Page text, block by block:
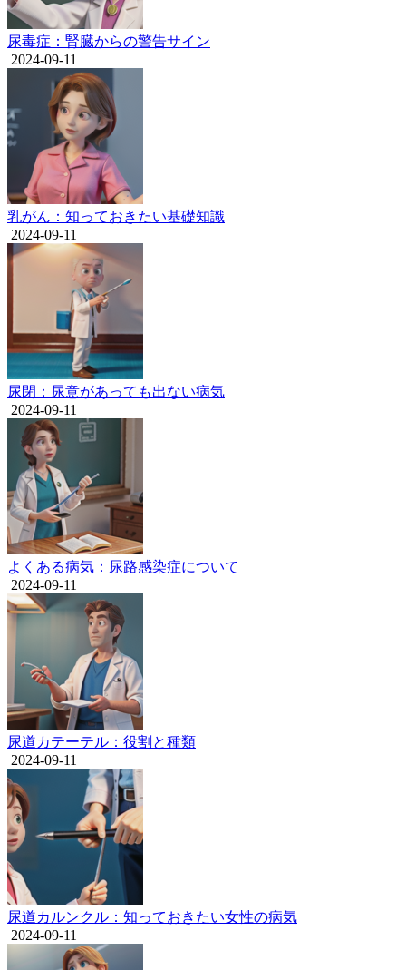
尿毒症：腎臓からの警告サイン
2024-09-11
乳がん：知っておきたい基礎知識
2024-09-11
尿閉：尿意があっても出ない病気
2024-09-11
よくある病気：尿路感染症について
2024-09-11
尿道カテーテル：役割と種類
2024-09-11
尿道カルンクル：知っておきたい女性の病気
2024-09-11